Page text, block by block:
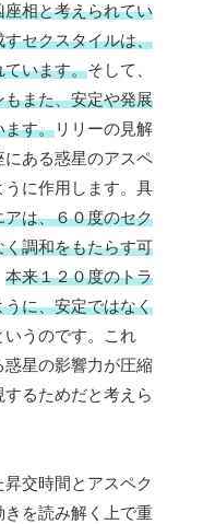
相と考えられてい
セクスタイルは、
ています。そして、
また、安定や発展
ます。リリーの見解
ある惑星のアスペ
うに作用します。具
は、６０度のセク
調和をもたらす可
本来１２０度のトラ
に、安定ではなく
いうのです。これ
星の影響力が圧縮
るためだと考えら
交時間とアスペク
きを読み解く上で重